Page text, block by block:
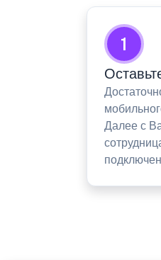
1
Далее с